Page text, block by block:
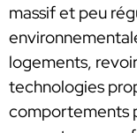
massif et peu
logements,
technologies
comportements